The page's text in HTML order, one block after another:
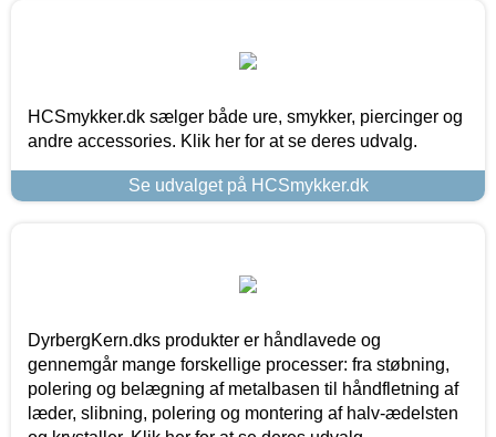
HCSmykker.dk sælger både ure, smykker, piercinger og
andre accessories. Klik her for at se deres udvalg.
Se udvalget på HCSmykker.dk
DyrbergKern.dks produkter er håndlavede og
gennemgår mange forskellige processer: fra støbning,
polering og belægning af metalbasen til håndfletning af
læder, slibning, polering og montering af halv-ædelsten